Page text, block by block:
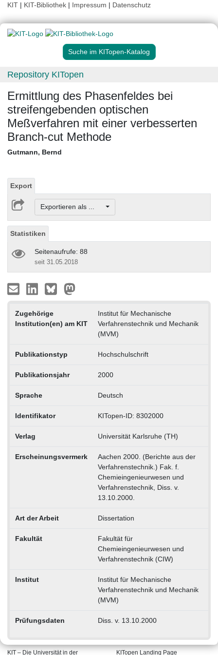
KIT | KIT-Bibliothek | Impressum | Datenschutz
Suche im KITopen-Katalog
Repository KITopen
Ermittlung des Phasenfeldes bei
streifengebenden optischen
Meßverfahren mit einer verbesserten
Branch-cut Methode
Gutmann, Bernd
Export
Exportieren als ...
Statistiken
Seitenaufrufe: 88
seit 31.05.2018
Zugehörige
Institution(en) am KIT
Institut für Mechanische
Verfahrenstechnik und Mechanik
(MVM)
Publikationstyp Hochschulschrift
Publikationsjahr 2000
Sprache Deutsch
Identifikator KITopen-ID: 8302000
Verlag Universität Karlsruhe (TH)
Erscheinungsvermerk
Aachen 2000. (Berichte aus der
Verfahrenstechnik.) Fak. f.
Chemieingenieurwesen und
Verfahrenstechnik, Diss. v.
13.10.2000.
Art der Arbeit Dissertation
Fakultät
Fakultät für
Chemieingenieurwesen und
Verfahrenstechnik (CIW)
Institut
Institut für Mechanische
Verfahrenstechnik und Mechanik
(MVM)
Prüfungsdaten Diss. v. 13.10.2000
KIT – Die Universität in der KITopen Landing Page